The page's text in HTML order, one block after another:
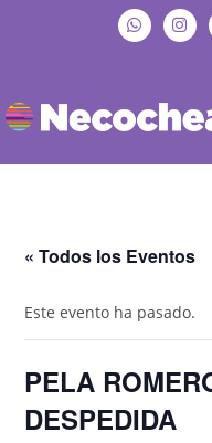
« Todos los Eventos
Este evento ha pasado.
PELA
DESPEDIDA